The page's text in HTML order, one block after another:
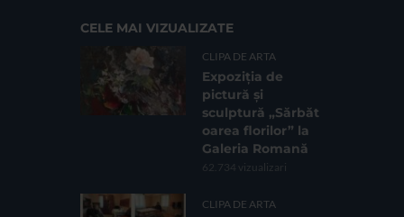
CELE MAI VIZUALIZATE
CLIPA DE ARTA
Expoziția de
pictură și
sculptură „Sărbăt
oarea florilor” la
Galeria Romană
62.734 vizualizari
CLIPA DE ARTA